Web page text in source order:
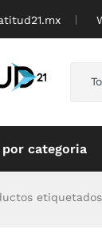
por categoria
etiquetados